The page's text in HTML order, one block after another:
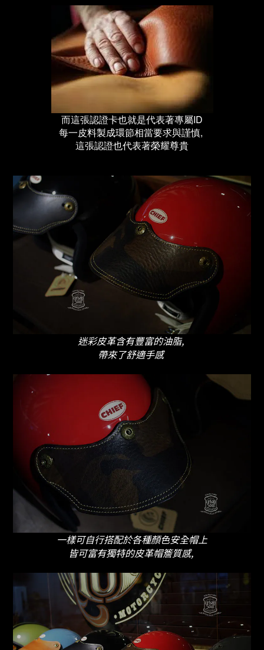
而這張認證卡也就是代表著專屬ID
每一皮料製成環節相當要求與謹慎,
這張認證也代表著榮耀尊貴
迷彩皮革含有豐富的油脂,
帶來了舒適手感
一樣可自行搭配於各種顏色安全帽上
皆可富有獨特的皮革帽簷質感,